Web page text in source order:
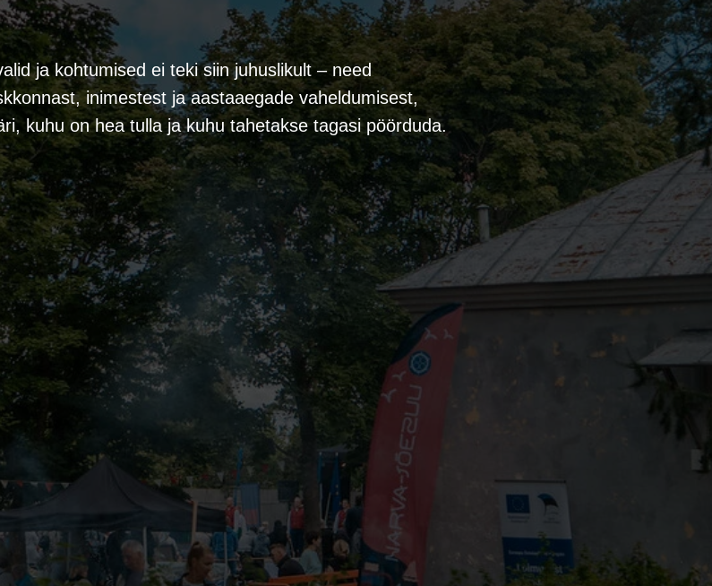
ja kohtumised ei teki siin juhuslikult – need
inimestest ja aastaaegade vaheldumisest,
kuhu on hea tulla ja kuhu tahetakse tagasi pöörduda.